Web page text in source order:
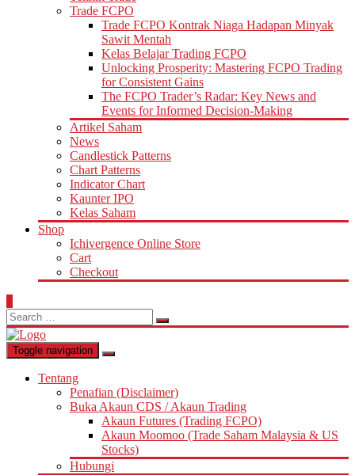
Trade FCPO
Trade FCPO Kontrak Niaga Hadapan Minyak
Sawit Mentah
Kelas Belajar Trading FCPO
Unlocking Prosperity: Mastering FCPO Trading
for Consistent Gains
The FCPO Trader’s Radar: Key News and
Events for Informed Decision-Making
Artikel Saham
News
Candlestick Patterns
Chart Patterns
Indicator Chart
Kaunter IPO
Kelas Saham
Shop
Ichivergence Online Store
Cart
Checkout
Search
for:
Toggle navigation
Tentang
Penafian (Disclaimer)
Buka Akaun CDS / Akaun Trading
Akaun Futures (Trading FCPO)
Akaun Moomoo (Trade Saham Malaysia & US
Stocks)
Hubungi